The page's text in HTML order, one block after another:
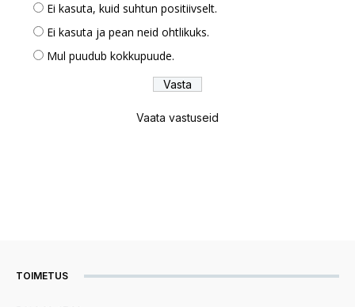
Ei kasuta, kuid suhtun positiivselt.
Ei kasuta ja pean neid ohtlikuks.
Mul puudub kokkupuude.
Vaata vastuseid
TOIMETUS